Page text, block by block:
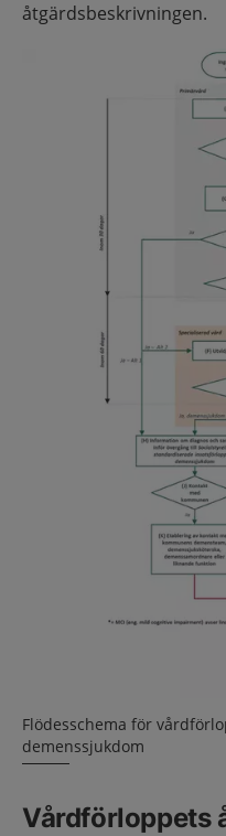
åtgärdsbeskrivningen.
Flödesschema för
demenssjukdom
Vårdförloppets